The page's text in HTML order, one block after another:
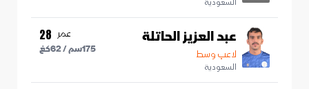
عبد العزيز الحاتلة
لاعب وسط
السعودية
عمر 28
175سم /62كغ